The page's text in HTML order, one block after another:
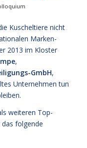
Kuscheltiere nicht
Marken-
2013 im Kloster
,
GmbH,
Unternehmen tun
weiteren Top-
folgende